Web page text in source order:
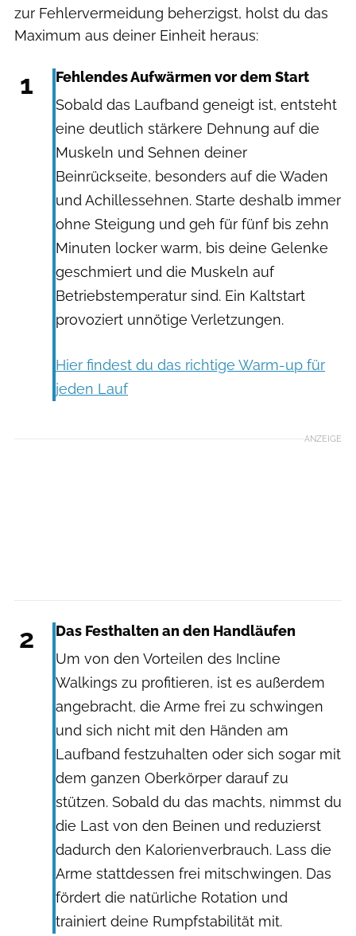
zur Fehlervermeidung beherzigst, holst du das
Maximum aus deiner Einheit heraus:
1
Fehlendes Aufwärmen vor dem Start
Sobald das Laufband geneigt ist, entsteht
eine deutlich stärkere Dehnung auf die
Muskeln und Sehnen deiner
Beinrückseite, besonders auf die Waden
und Achillessehnen. Starte deshalb immer
ohne Steigung und geh für fünf bis zehn
Minuten locker warm, bis deine Gelenke
geschmiert und die Muskeln auf
Betriebstemperatur sind. Ein Kaltstart
provoziert unnötige Verletzungen.
Hier findest du das richtige Warm-up für
jeden Lauf
ANZEIGE
2
Das Festhalten an den Handläufen
Um von den Vorteilen des Incline
Walkings zu profitieren, ist es außerdem
angebracht, die Arme frei zu schwingen
und sich nicht mit den Händen am
Laufband festzuhalten oder sich sogar mit
dem ganzen Oberkörper darauf zu
stützen. Sobald du das machts, nimmst du
die Last von den Beinen und reduzierst
dadurch den Kalorienverbrauch. Lass die
Arme stattdessen frei mitschwingen. Das
fördert die natürliche Rotation und
trainiert deine Rumpfstabilität mit.